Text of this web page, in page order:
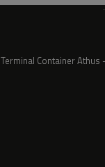
Terminal Container Athus